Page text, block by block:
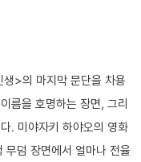
>의 마지막 문단을 차용
름을 호명하는 장면, 그리
. 미야자키 하야오의 영화
덤 장면에서 얼마나 전율